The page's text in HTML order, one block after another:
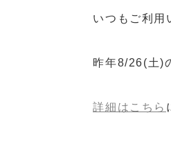
いつもご利用
昨年8/26(土)
詳細はこちら